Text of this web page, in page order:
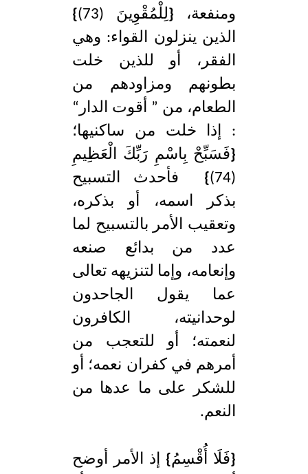
ومنفعة، {لِلْمُقْوِينَ (73)
}
الذين ينزلون القواء: وهي
الفقر، أو للذين خلت
بطونهم ومزاودهم من
الطعام، من ” أقوت الدار“
: إذا خلت من ساكنيها؛
{فَسَبِّحْ بِاسْمِ رَبِّكَ الْعَظِيمِ
(74)
} فأحدث التسبيح
بذكر اسمه، أو بذكره،
وتعقيب الأمر بالتسبيح لما
عدد من بدائع صنعه
وإنعامه، وإما لتنزيهه تعالى
عما يقول الجاحدون
لوحدانيته، الكافرون
لنعمته؛ أو للتعجب من
أمرهم في كفران نعمه؛ أو
للشكر على ما عدها من
النعم.
{فَلَا أُقْسِمُ} إذ الأمر أوضح